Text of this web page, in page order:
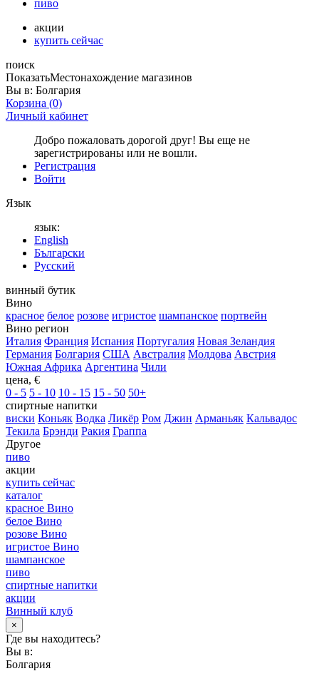
пиво
акции
купить сейчас
поиск
ПоказатьМестонахождение магазинов
Вы в: Болгария
Корзина (0)
Личный кабинет
Добро пожаловать дорогой друг! Вы еще не
зарегистрированы или не вошли.
Регистрация
Войти
Язык
язык:
English
Български
Русский
винный бутик
Вино
красное белое розове игристое шампанское портвейн
Вино регион
Италия Франция Испания Португалия Новая Зеландия
Германия Болгария США Австралия Молдова Австрия
Южная Африка Аргентина Чили
цена, €
0 - 5 5 - 10 10 - 15 15 - 50 50+
спиртные напитки
виски Коньяк Водка Ликёр Ром Джин Арманьяк Кальвадос
Текила Брэнди Ракия Граппа
Другое
пиво
акции
купить сейчас
каталог
красное Вино
белое Вино
розове Вино
игристое Вино
шампанское
пиво
спиртные напитки
акции
Винный клуб
×
Где вы находитесь?
Вы в:
Болгария